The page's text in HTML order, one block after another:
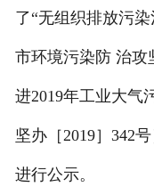
了“无组织排放污
市环境污染防 治攻
进2019年工业大气
坚办［2019］342
进行公示。